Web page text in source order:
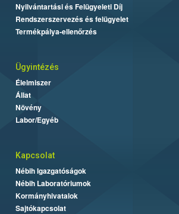
Nyilvántartási és Felügyeleti Díj
Rendszerszervezés és felügyelet
Termékpálya-ellenőrzés
Ügyintézés
Élelmiszer
Állat
Növény
Labor/Egyéb
Kapcsolat
Nébih Igazgatóságok
Nébih Laboratóriumok
Kormányhivatalok
Sajtókapcsolat